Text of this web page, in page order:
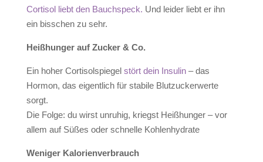
Cortisol liebt den Bauchspeck. Und leider liebt er ihn
ein bisschen zu sehr.
Heißhunger auf Zucker & Co.
Ein hoher Cortisolspiegel stört dein Insulin– das
Hormon, das eigentlich für stabile Blutzuckerwerte
sorgt.
Die Folge: du wirst unruhig, kriegst Heißhunger – vor
allem auf Süßes oder schnelle Kohlenhydrate
Weniger Kalorienverbrauch